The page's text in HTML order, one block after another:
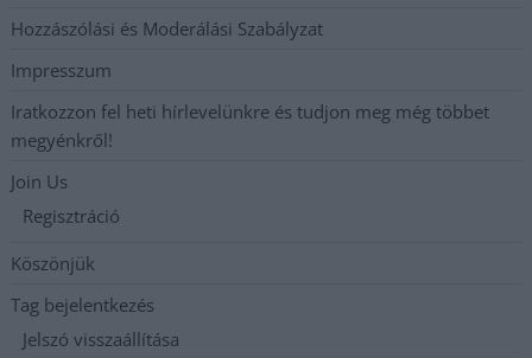
Hozzászólási és Moderálási Szabályzat
Impresszum
Iratkozzon fel heti hírlevelünkre és tudjon meg még többet
megyénkről!
Join Us
Regisztráció
Köszönjük
Tag bejelentkezés
Jelszó visszaállítása